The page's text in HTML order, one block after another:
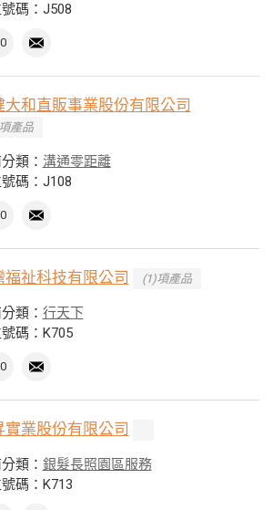
碼：J508
0
大和直販事業股份有限公司
產品
類： 溝通零距離
碼：J108
0
福祉科技有限公司 (1)項產品
類： 行天下
碼：K705
0
實業股份有限公司
類： 銀髮長照園區服務
碼：K713